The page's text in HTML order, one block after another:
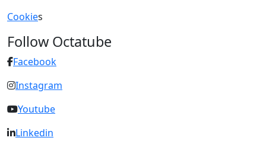
Cookies
Follow Octatube
Facebook
Instagram
Youtube
Linkedin